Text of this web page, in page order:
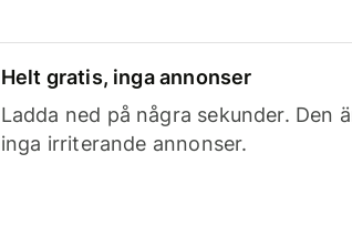
Helt gratis, inga annonser
Ladda ned på några sekunder. Den
inga irriterande annonser.